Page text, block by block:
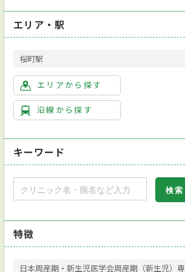
エリア・駅
桜町駅
エリアから探す
沿線から探す
キーワード
特徴
日本周産期・新生児医学会周産期（新生児）専